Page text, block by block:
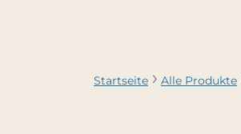
Startseite Alle Produkte